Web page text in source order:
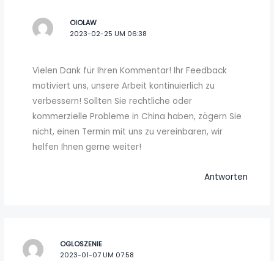
OIOLAW
2023-02-25 UM 06:38
Vielen Dank für Ihren Kommentar! Ihr Feedback
motiviert uns, unsere Arbeit kontinuierlich zu
verbessern! Sollten Sie rechtliche oder
kommerzielle Probleme in China haben, zögern Sie
nicht, einen Termin mit uns zu vereinbaren, wir
helfen Ihnen gerne weiter!
Antworten
OGLOSZENIE
2023-01-07 UM 07:58